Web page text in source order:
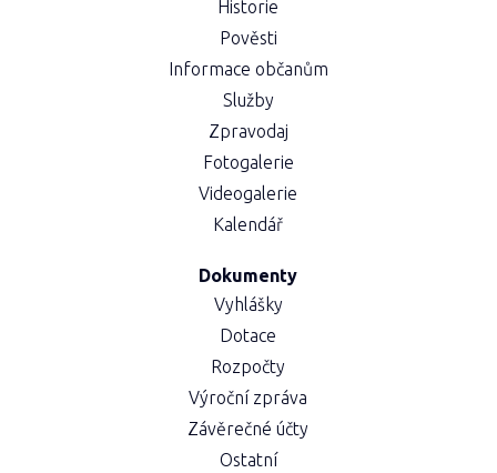
Historie
Pověsti
Informace občanům
Služby
Zpravodaj
Fotogalerie
Videogalerie
Kalendář
Dokumenty
Vyhlášky
Dotace
Rozpočty
Výroční zpráva
Závěrečné účty
Ostatní